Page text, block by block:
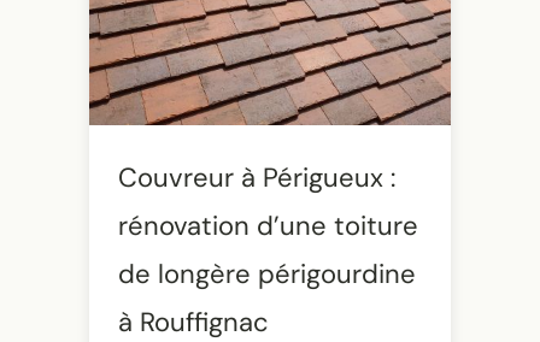
Couvreur à Périgueux :
rénovation d’une toiture
de longère périgourdine
à Rouffignac